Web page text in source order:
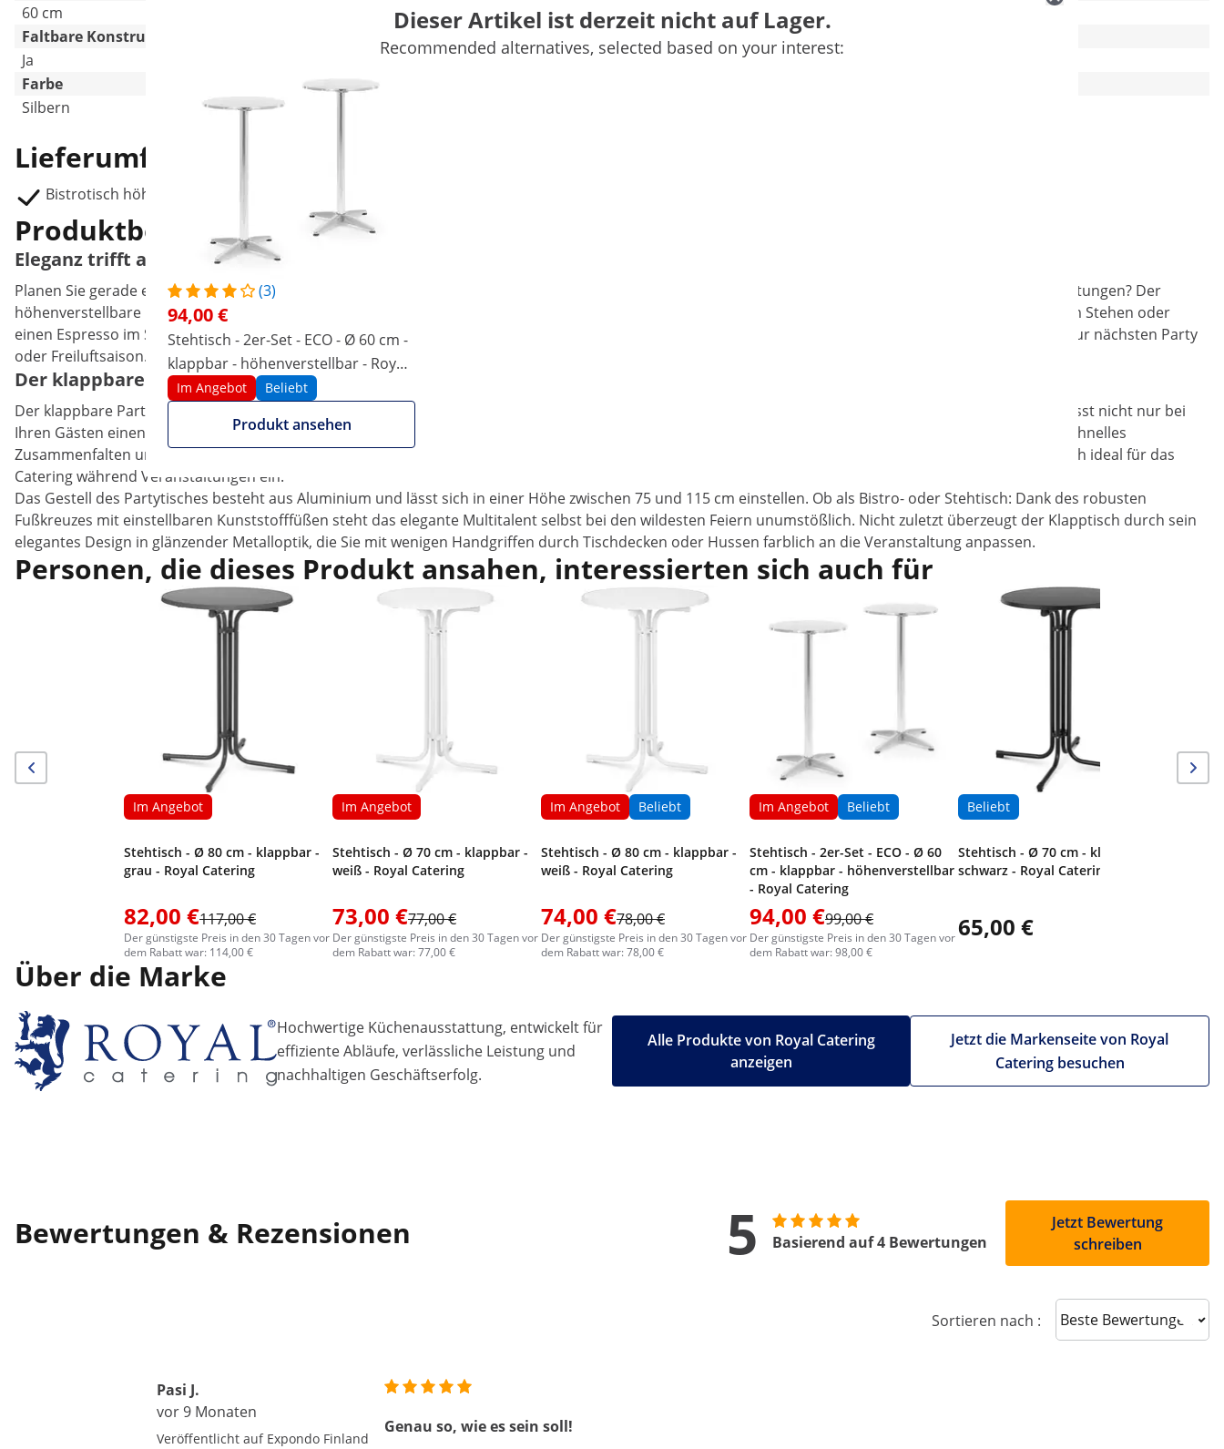
60 cm
60 cm
Faltbare Konstruktion
Ja
Ja
Farbe
Silbern
Lieferumfang
Bistrotisch höhenverstellbar RCRT-10
Dieser Artikel ist derzeit nicht auf Lager.
Recommended alternatives, selected based on your interest:
(3)
94,00 €
Stehtisch - 2er-Set - ECO - Ø 60 cm -
klappbar - höhenverstellbar - Royal
Catering
Im Angebot Beliebt
Produkt ansehen
Produktbeschreibung
Eleganz trifft auf Vielseitigkeit mit dem höhenverstellbaren Bistrotisch von Royal Catering
Planen Sie gerade eine Hochzeit, einen Geburtstag oder eine Gartenparty mit lieben Freunden? Oder aber Sie organisieren als ein Eventmanager Veranstaltungen? Der
höhenverstellbare Bistrotisch aus dem Gastronomiebedarf von Royal Catering ist schnell aufgestellt und die perfekte Anlaufstelle für einen Sektempfang im Stehen oder
einen Espresso im Sitzen. Nach dem Einsatz reinigen Sie den Partytisch schnell, klappen ihn unkompliziert zusammen und verstauen Ihn platzsparend bis zur nächsten Party
oder Freiluftsaison.
Der klappbare Alustehtisch für Ihre Party, Ihr Bistro oder Ihre Veranstaltung
Der klappbare Partytisch bietet mit einem Durchmesser von 60 cm eine großzügige Fläche für Speisen und Getränke. Die Oberfläche aus Edelstahl hinterlässt nicht nur bei
Ihren Gästen einen hochwertigen und hygienischen Eindruck; sie reinigen diese auch im Handumdrehen. Die leichtgängige Klappfunktion ermöglicht ein schnelles
Zusammenfalten und einen einfachen Transport sowie eine platzsparende Lagerung. Dank des geringen Eigengewichts setzen Sie den mobilen Alu-Stehtisch ideal für das
Catering während Veranstaltungen ein.
Das Gestell des Partytisches besteht aus Aluminium und lässt sich in einer Höhe zwischen 75 und 115 cm einstellen. Ob als Bistro- oder Stehtisch: Dank des robusten
Fußkreuzes mit einstellbaren Kunststofffüßen steht das elegante Multitalent selbst bei den wildesten Feiern unumstößlich. Nicht zuletzt überzeugt der Klapptisch durch sein
elegantes Design in glänzender Metalloptik, die Sie mit wenigen Handgriffen durch Tischdecken oder Hussen farblich an die Veranstaltung anpassen.
Personen, die dieses Produkt ansahen, interessierten sich auch für
Im Angebot
Stehtisch - Ø 80 cm - klappbar -
grau - Royal Catering
82,00 €117,00 €
Der günstigste Preis in den 30 Tagen vor
dem Rabatt war: 114,00 €
Im Angebot
Stehtisch - Ø 70 cm - klappbar -
weiß - Royal Catering
73,00 €77,00 €
Der günstigste Preis in den 30 Tagen vor
dem Rabatt war: 77,00 €
Im Angebot Beliebt
Stehtisch - Ø 80 cm - klappbar -
weiß - Royal Catering
74,00 €78,00 €
Der günstigste Preis in den 30 Tagen vor
dem Rabatt war: 78,00 €
Im Angebot Beliebt
Stehtisch - 2er-Set - ECO - Ø 60
cm - klappbar - höhenverstellbar
- Royal Catering
94,00 €99,00 €
Der günstigste Preis in den 30 Tagen vor
dem Rabatt war: 98,00 €
Beliebt
Stehtisch - Ø 70 cm - klappbar -
schwarz - Royal Catering
65,00 €
Über die Marke
Hochwertige Küchenausstattung, entwickelt für
effiziente Abläufe, verlässliche Leistung und
nachhaltigen Geschäftserfolg.
Jetzt die Markenseite von Royal
Catering besuchen
Alle Produkte von Royal Catering
anzeigen
Bewertungen & Rezensionen 5 Basierend auf 4 Bewertungen
Jetzt Bewertung
schreiben
Sortieren nach : Sort reviews
Pasi J.
vor 9 Monaten
Veröffentlicht auf Expondo Finland
Genau so, wie es sein soll!